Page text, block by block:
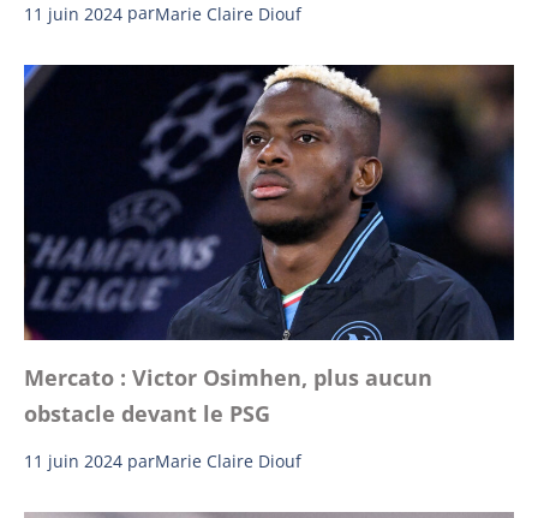
11 juin 2024 parMarie Claire Diouf
Mercato : Victor Osimhen, plus aucun
obstacle devant le PSG
11 juin 2024 parMarie Claire Diouf